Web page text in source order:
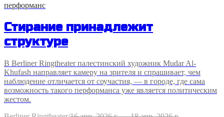
перформанс
Стирание принадлежит
структуре
В Berliner Ringtheater палестинский художник Mudar Al-
Khufash направляет камеру на зрителя и спрашивает, чем
наблюдение отличается от соучастия, — в городе, где сама
возможность такого перформанса уже является политическим
жестом.